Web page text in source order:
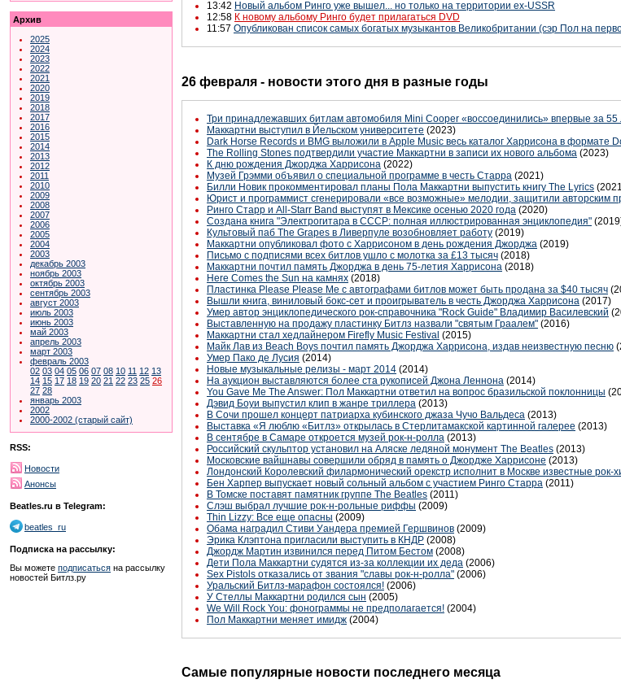
Архив
2025
2024
2023
2022
2021
2020
2019
2018
2017
2016
2015
2014
2013
2012
2011
2010
2009
2008
2007
2006
2005
2004
2003
декабрь 2003
ноябрь 2003
октябрь 2003
сентябрь 2003
август 2003
июль 2003
июнь 2003
май 2003
апрель 2003
март 2003
февраль 2003
02 03 04 05 06 07 08 10 11 12 13
14 15 17 18 19 20 21 22 23 25 26
27 28
январь 2003
2002
2000-2002 (старый сайт)
RSS:
Новости
Анонсы
Beatles.ru в Telegram:
beatles_ru
Подписка на рассылку:
Вы можете подписаться на рассылку
новостей Битлз.ру
13:42 Новый альбом Ринго уже вышел... но только на территории ex-USSR
12:58 К новому альбому Ринго будет прилагаться DVD
11:57 Опубликован список самых богатых музыкантов Великобритании (сэр Пол на
26 февраля - новости этого дня в разные годы
Три принадлежавших битлам автомобиля Mini Cooper «воссоединились» впервые за 55
Маккартни выступил в Йельском университете (2023)
Dark Horse Records и BMG выложили в Apple Music весь каталог Харрисона в формате
The Rolling Stones подтвердили участие Маккартни в записи их нового альбома (2023)
К дню рождения Джорджа Харрисона (2022)
Музей Грэмми объявил о специальной программе в честь Старра (2021)
Билли Новик прокомментировал планы Пола Маккартни выпустить книгу The Lyrics
Юрист и программист сгенерировали «все возможные» мелодии, защитили авторским
Ринго Старр и All-Starr Band выступят в Мексике осенью 2020 года (2020)
Создана книга "Электрогитара в СССР: полная иллюстрированная энциклопедия"
Культовый паб The Grapes в Ливерпуле возобновляет работу (2019)
Маккартни опубликовал фото с Харрисоном в день рождения Джорджа (2019)
Письмо с подписями всех битлов ушло с молотка за £13 тысяч (2018)
Маккартни почтил память Джорджа в день 75-летия Харрисона (2018)
Here Comes the Sun на камнях (2018)
Пластинка Please Please Me с автографами битлов может быть продана за $40 тысяч
Вышли книга, виниловый бокс-сет и проигрыватель в честь Джорджа Харрисона (2017)
Умер автор энциклопедического рок-справочника "Rock Guide" Владимир Василевский
Выставленную на продажу пластинку Битлз назвали "святым Граалем" (2016)
Маккартни стал хедлайнером Firefly Music Festival (2015)
Майк Лав из Beach Boys почтил память Джорджа Харрисона, издав неизвестную песню
Умер Пако де Лусия (2014)
Новые музыкальные релизы - март 2014 (2014)
На аукцион выставляются более ста рукописей Джона Леннона (2014)
You Gave Me The Answer: Пол Маккартни ответил на вопрос бразильской поклонницы
Дэвид Боуи выпустил клип в жанре триллера (2013)
В Сочи прошел концерт патриарха кубинского джаза Чучо Вальдеса (2013)
Выставка «Я люблю «Битлз» открылась в Стерлитамакской картинной галерее (2013)
В сентябре в Самаре откроется музей рок-н-ролла (2013)
Российский скульптор установил на Аляске ледяной монумент The Beatles (2013)
Московские вайшнавы совершили обряд в память о Джордже Харрисоне (2013)
Лондонский Королевский филармонический орекстр исполнит в Москве известные рок-
Бен Харпер выпускает новый сольный альбом c участием Ринго Старра (2011)
В Томске поставят памятник группе The Beatles (2011)
Слэш выбрал лучшие рок-н-рольные риффы (2009)
Thin Lizzy: Все еще опасны (2009)
Обама наградил Стиви Уандера премией Гершвинов (2009)
Эрика Клэптона пригласили выступить в КНДР (2008)
Джордж Мартин извинился перед Питом Бестом (2008)
Дети Пола Маккартни судятся из-за коллекции их деда (2006)
Sex Pistols отказались от звания "славы рок-н-ролла" (2006)
Уральский Битлз-марафон состоялся! (2006)
У Стеллы Маккартни родился сын (2005)
We Will Rock You: фонограммы не предполагается! (2004)
Пол Маккартни меняет имидж (2004)
Самые популярные новости последнего месяца